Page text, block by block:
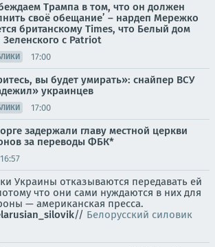
Трампа в том, что он должен
своё обещание’ – нардеп Мережко
британскому Times, что Белый дом
Зеленского с Patriot
17:00
вы будет умирать»: снайпер ВСУ
украинцев
17:00
задержали главу местной церкви
за переводы ФБК*
16:57
Украины отказываются передавать ей
что они сами нуждаются в них для
— американская пресса.
// Белорусский силовик